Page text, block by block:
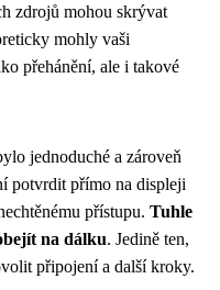
zdrojů mohou skrývat
mohly vaši
přehánění, ale i takové
jednoduché a zároveň
potvrdit přímo na displeji
přístupu. Tuhle
na dálku. Jedině ten,
připojení a další kroky.